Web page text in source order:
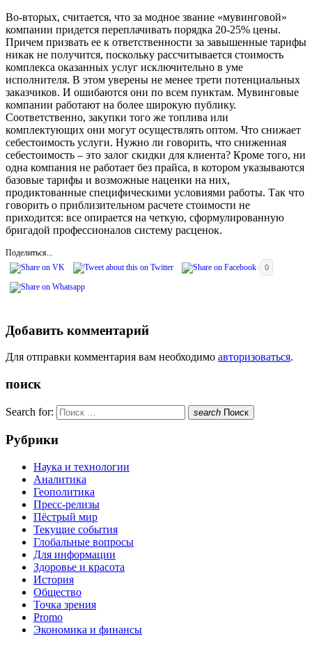
Во-вторых, считается, что за модное звание «мувинговой»
компании придется переплачивать порядка 20-25% цены.
Причем призвать ее к ответственности за завышенные тарифы
никак не получится, поскольку рассчитывается стоимость
комплекса оказанных услуг исключительно в уме
исполнителя. В этом уверены не менее трети потенциальных
заказчиков. И ошибаются они по всем пунктам. Мувинговые
компании работают на более широкую публику.
Соответственно, закупки того же топлива или
комплектующих они могут осуществлять оптом. Что снижает
себестоимость услуги. Нужно ли говорить, что сниженная
себестоимость – это залог скидки для клиента? Кроме того, ни
одна компания не работает без прайса, в котором указываются
базовые тарифы и возможные наценки на них,
продиктованные специфическими условиями работы. Так что
говорить о приблизительном расчете стоимости не
приходится: все опирается на четкую, сформулированную
бригадой профессионалов систему расценок.
Поделиться...
0
Добавить комментарий
Для отправки комментария вам необходимо авторизоваться.
поиск
Search for: search Поиск
Рубрики
Наука и технологии
Аналитика
Геополитика
Пресс-релизы
Пёстрый мир
Текущие события
Глобальные вопросы
Для информации
Здоровье и красота
История
Общество
Точка зрения
Promo
Экономика и финансы